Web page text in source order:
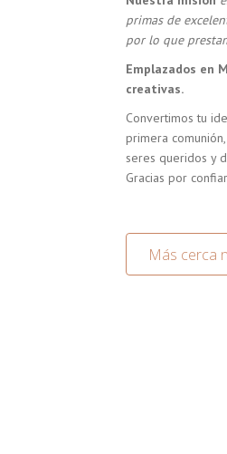
primas de
por lo que
Emplazados en
creativas.
Convertimos tu
primera
seres queridos y
Gracias por
Más cerca